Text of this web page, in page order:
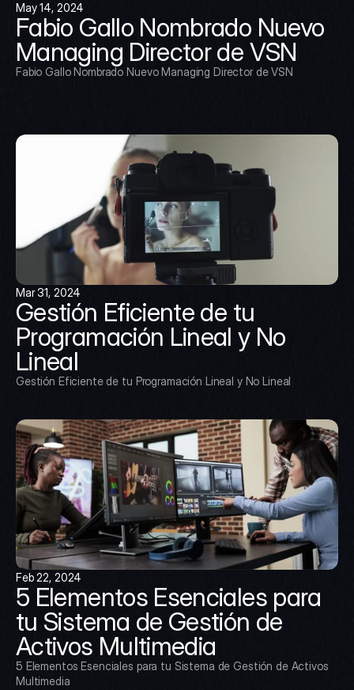
May 14, 2024
Fabio Gallo Nombrado Nuevo
Managing Director de VSN
Fabio Gallo Nombrado Nuevo Managing Director de VSN
Mar 31, 2024
Gestión Eficiente de tu
Programación Lineal y No
Lineal
Gestión Eficiente de tu Programación Lineal y No Lineal
Feb 22, 2024
5 Elementos Esenciales para
tu Sistema de Gestión de
Activos Multimedia
5 Elementos Esenciales para tu Sistema de Gestión de Activos
Multimedia